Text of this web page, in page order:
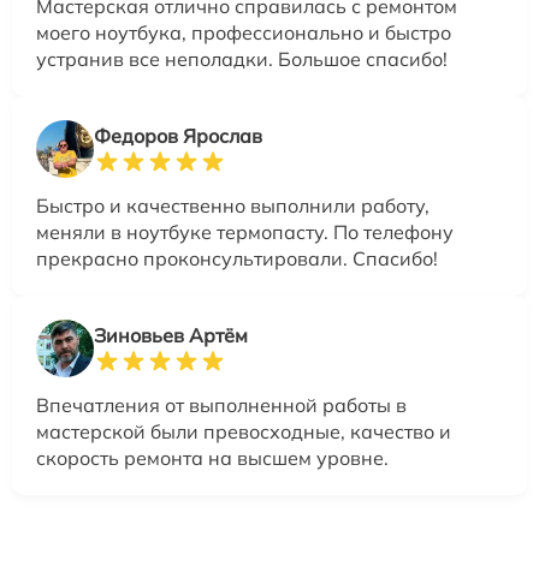
Мастерская отлично справилась с ремонтом
моего ноутбука, профессионально и быстро
устранив все неполадки. Большое спасибо!
Федоров Ярослав
Быстро и качественно выполнили работу,
меняли в ноутбуке термопасту. По телефону
прекрасно проконсультировали. Спасибо!
Зиновьев Артём
Впечатления от выполненной работы в
мастерской были превосходные, качество и
скорость ремонта на высшем уровне.